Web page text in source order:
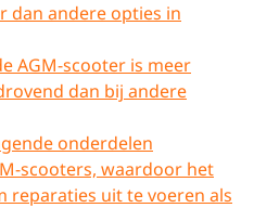
dan andere opties in
AGM-scooter is meer
dan bij andere
onderdelen
scooters, waardoor het
reparaties uit te voeren als